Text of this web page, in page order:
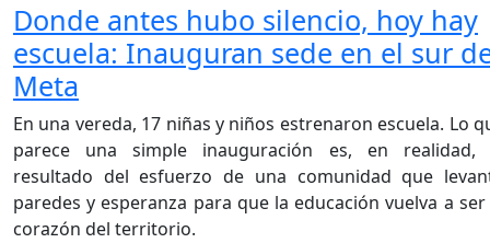
Donde antes hubo silencio, hoy hay
escuela: Inauguran sede en el sur
Meta
En una vereda, 17 niñas y niños estrenaron escuela. Lo
parece una simple inauguración es, en realidad,
resultado del esfuerzo de una comunidad que
paredes y esperanza para que la educación vuelva a ser
corazón del territorio.